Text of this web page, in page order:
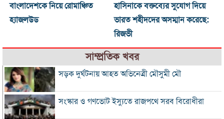
বাংলাদেশকে নিয়ে রোমাঞ্চিত
হ্যাজলউড
হাসিনাকে বক্তব্যের সুযোগ দিয়ে
ভারত শহীদদের অসম্মান করেছে:
রিজভী
সাম্প্রতিক খবর
সড়ক দুর্ঘটনায় আহত অভিনেত্রী মৌসুমী মৌ
সংস্কার ও গণভোট ইস্যুতে রাজপথে সরব বিরোধীরা